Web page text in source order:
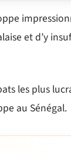
et d’y
les plus
au Sénégal.